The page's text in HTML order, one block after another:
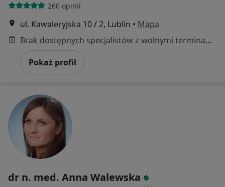
260 opinii
ul. Kawaleryjska 10 / 2, Lublin • Mapa
Brak dostępnych specjalistów z wolnymi terminami w tym centrum medycznym.
Pokaż profil
dr n. med. Anna Walewska